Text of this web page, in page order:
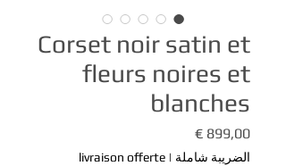
Corset noir satin et
fleurs noires et
blanches
السعر
الضريبة شاملة |
livraison offerte